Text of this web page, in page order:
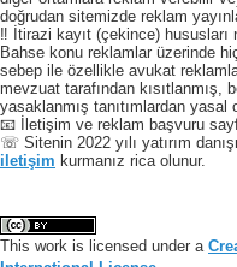
doğrudan sitemizde reklam
‼️ İtirazi kayıt (çekince) hususları
Bahse konu reklamlar üzerinde
sebep ile özellikle avukat
mevzuat tarafından
yasaklanmış tanıtımlardan
📧 İletişim ve reklam başvuru
☏ Sitenin 2022 yılı yatırım
iletişim kurmanız rica olunur.
This work is licensed under a